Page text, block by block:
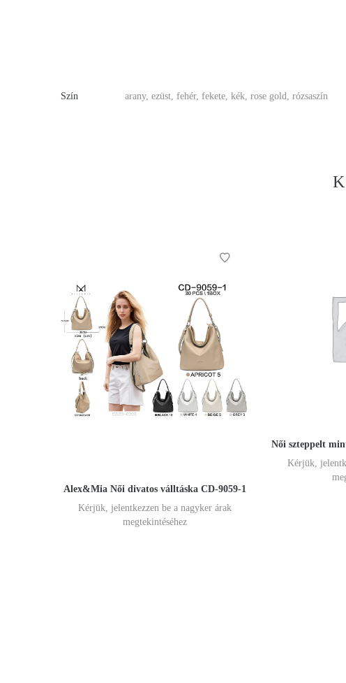
Szín arany, ezüst, fehér, fekete, kék, rose gold, rózsaszín
Alex&Mia Női divatos válltáska CD-9059-1
Kérjük, jelentkezzen be a nagyker árak
megtekintéséhez
Női szteppelt
Kérjük,